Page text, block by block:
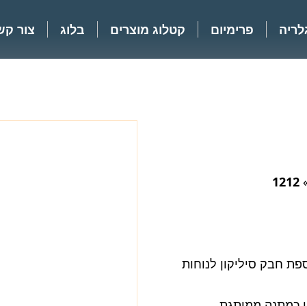
פרימיום קטלוג מוצרים בלוג צור
1212
חבק סיליקון לנוחות